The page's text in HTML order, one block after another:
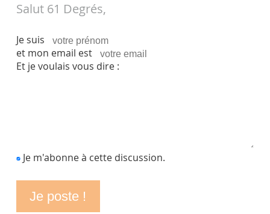
Salut 61 Degrés,
Je suis
et mon email est
Et je voulais vous dire :
Je m'abonne à cette discussion.